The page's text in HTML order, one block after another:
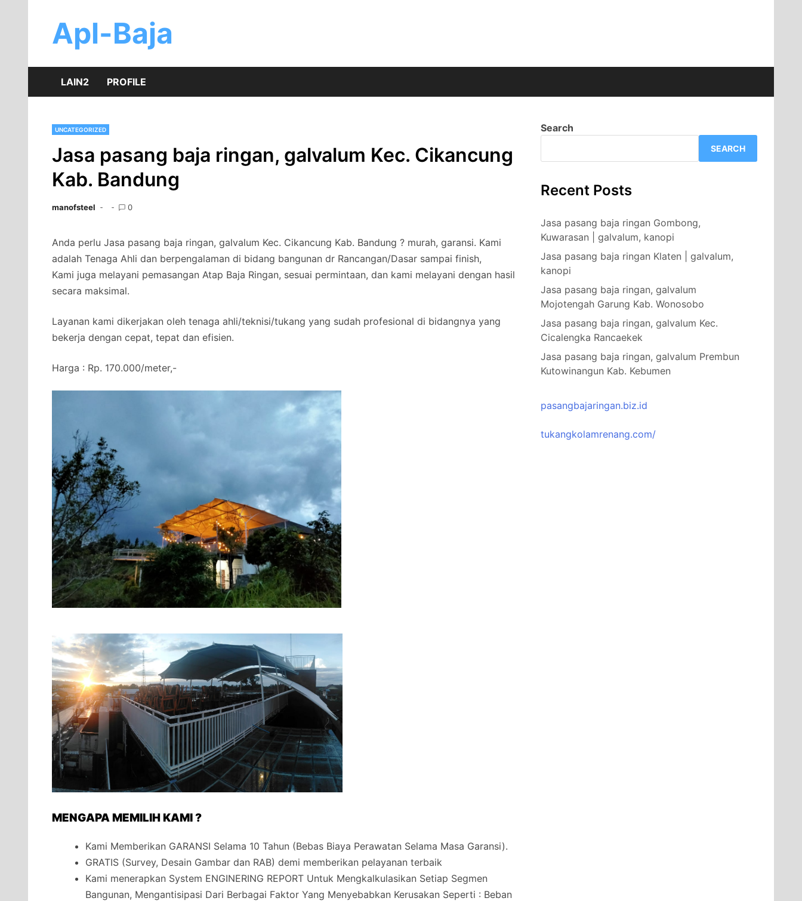
contentApl-Baja
LAIN2 PROFILE
UNCATEGORIZED
Jasa pasang baja ringan, galvalum Kec. Cikancung
Kab. Bandung
manofsteel 0
Anda perlu Jasa pasang baja ringan, galvalum Kec. Cikancung Kab. Bandung ? murah, garansi. Kami
adalah Tenaga Ahli dan berpengalaman di bidang bangunan dr Rancangan/Dasar sampai finish,
Kami juga melayani pemasangan Atap Baja Ringan, sesuai permintaan, dan kami melayani dengan hasil
secara maksimal.
Layanan kami dikerjakan oleh tenaga ahli/teknisi/tukang yang sudah profesional di bidangnya yang
bekerja dengan cepat, tepat dan efisien.
Harga : Rp. 170.000/meter,-
MENGAPA MEMILIH KAMI ?
Kami Memberikan GARANSI Selama 10 Tahun (Bebas Biaya Perawatan Selama Masa Garansi).
GRATIS (Survey, Desain Gambar dan RAB) demi memberikan pelayanan terbaik
Kami menerapkan System ENGINERING REPORT Untuk Mengkalkulasikan Setiap Segmen
Bangunan, Mengantisipasi Dari Berbagai Faktor Yang Menyebabkan Kerusakan Seperti : Beban
Search
SEARCH
Recent Posts
Jasa pasang baja ringan Gombong,
Kuwarasan | galvalum, kanopi
Jasa pasang baja ringan Klaten | galvalum,
kanopi
Jasa pasang baja ringan, galvalum
Mojotengah Garung Kab. Wonosobo
Jasa pasang baja ringan, galvalum Kec.
Cicalengka Rancaekek
Jasa pasang baja ringan, galvalum Prembun
Kutowinangun Kab. Kebumen
pasangbajaringan.biz.id
tukangkolamrenang.com/